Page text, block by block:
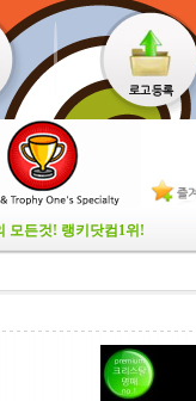
모든것! 랭키닷컴1위!